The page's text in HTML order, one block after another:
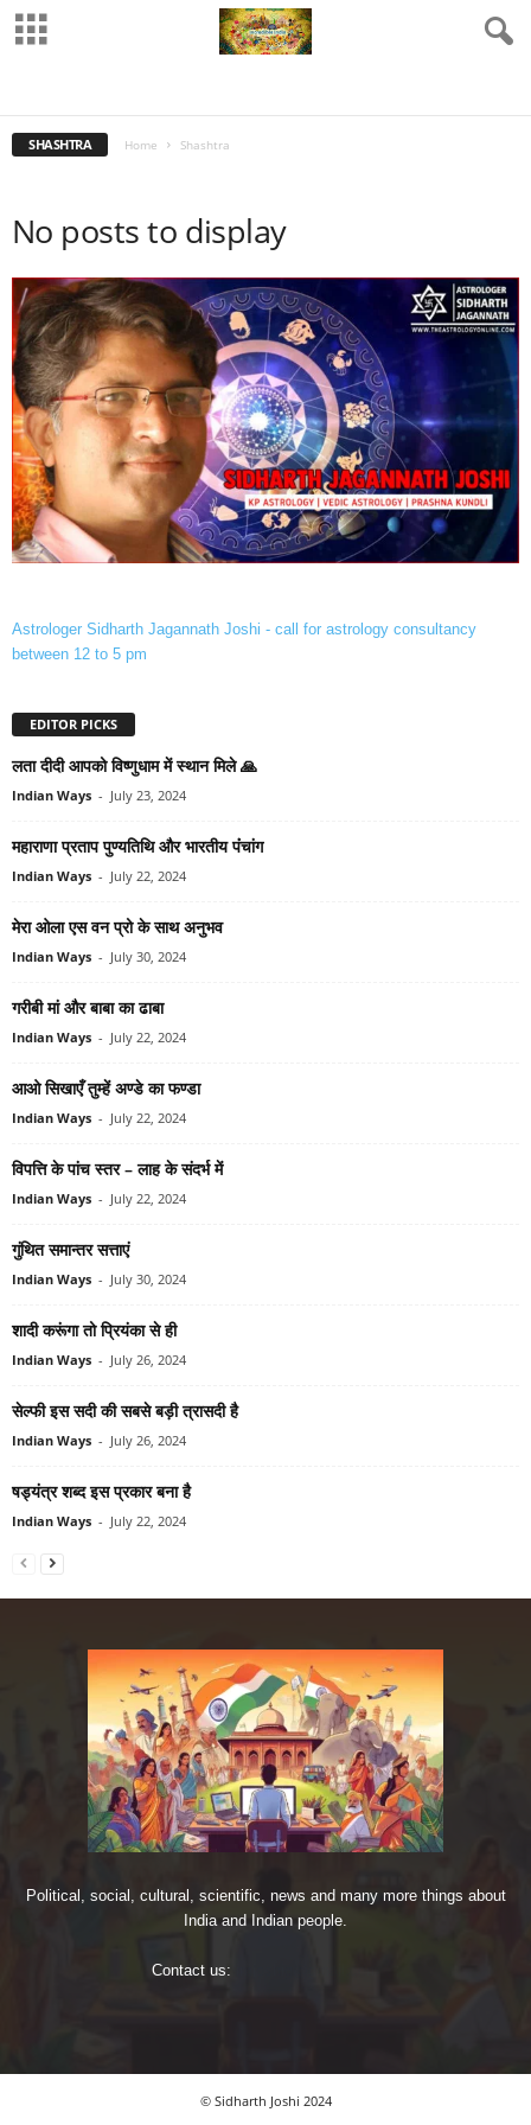
SHASHTRA Home Shashtra
No posts to display
Astrologer Sidharth Jagannath Joshi - call for astrology consultancy
between 12 to 5 pm
EDITOR PICKS
लता दीदी आपको विष्‍णुधाम में स्‍थान मिले 🙏
Indian Ways - July 23, 2024
महाराणा प्रताप पुण्‍यतिथि और भारतीय पंंचांग
Indian Ways - July 22, 2024
मेरा ओला एस वन प्रो के साथ अनुभव
Indian Ways - July 30, 2024
गरीबी मां और बाबा का ढाबा
Indian Ways - July 22, 2024
आओ सिखाएँ तुम्हें अण्डे का फण्डा
Indian Ways - July 22, 2024
विपत्ति के पांच स्‍तर – लाह के संदर्भ में
Indian Ways - July 22, 2024
गुंथित समान्‍तर सत्ताएं
Indian Ways - July 30, 2024
शादी करूंगा तो प्रियंका से ही
Indian Ways - July 26, 2024
सेल्‍फी इस सदी की सबसे बड़ी त्रासदी है
Indian Ways - July 26, 2024
षड्यंत्र शब्द इस प्रकार बना है
Indian Ways - July 22, 2024
Political, social, cultural, scientific, news and many more things about
India and Indian people.
Contact us:
© Sidharth Joshi 2024